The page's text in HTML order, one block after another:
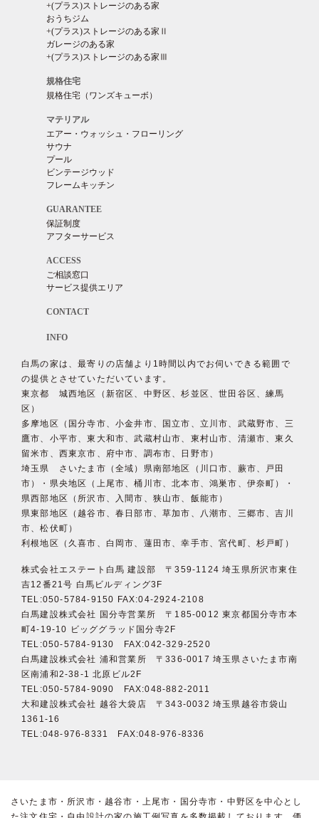
+(プラス)ストレージのある家
おうちジム
+(プラス)ストレージのある家Ⅱ
ガレージのある家
+(プラス)ストレージのある家Ⅲ
規格住宅
規格住宅（ワンズキューボ）
マテリアル
エアー・ウォッシュ・フローリング
サウナ
プール
ビンテージウッド
フレームキッチン
GUARANTEE
保証制度
アフターサービス
ACCESS
ご相談窓口
サービス提供エリア
CONTACT
INFO
白馬の家は、最寄りの店舗より1時間以内でお伺いできる範囲で
の提供とさせていただいています。
東京都 城西地区（新宿区、中野区、杉並区、世田谷区、練馬
区）
多摩地区（国分寺市、小金井市、国立市、立川市、武蔵野市、三
鷹市、小平市、東大和市、武蔵村山市、東村山市、清瀬市、東久
留米市、西東京市、府中市、調布市、日野市）
埼玉県 さいたま市（全域）県南部地区（川口市、蕨市、戸田
市）・県央地区（上尾市、桶川市、北本市、鴻巣市、伊奈町）・
県西部地区（所沢市、入間市、狭山市、飯能市）
県東部地区（越谷市、春日部市、草加市、八潮市、三郷市、吉川
市、松伏町）
利根地区（久喜市、白岡市、蓮田市、幸手市、宮代町、杉戸町）
株式会社エステート白馬 建設部 〒359-1124 埼玉県所沢市東住
吉12番21号 白馬ビルディング3F
TEL:050-5784-9150 FAX:04-2924-2108
白馬建設株式会社 国分寺営業所 〒185-0012 東京都国分寺市本
町4-19-10 ビッググラッド国分寺2F
TEL:050-5784-9130 FAX:042-329-2520
白馬建設株式会社 浦和営業所 〒336-0017 埼玉県さいたま市南
区南浦和2-38-1 北原ビル2F
TEL:050-5784-9090 FAX:048-882-2011
大和建設株式会社 越谷大袋店 〒343-0032 埼玉県越谷市袋山
1361-16
TEL:048-976-8331 FAX:048-976-8336
さいたま市・所沢市・越谷市・上尾市・国分寺市・中野区を中心とし